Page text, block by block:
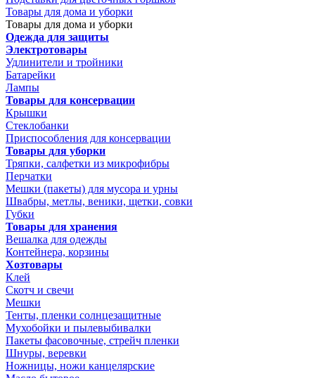
Товары для дома и уборки
Товары для дома и уборки
Одежда для защиты
Электротовары
Удлинители и тройники
Батарейки
Лампы
Товары для консервации
Крышки
Стеклобанки
Приспособления для консервации
Товары для уборки
Тряпки, салфетки из микрофибры
Перчатки
Мешки (пакеты) для мусора и урны
Швабры, метлы, веники, щетки, совки
Губки
Товары для хранения
Вешалка для одежды
Контейнера, корзины
Хозтовары
Клей
Скотч и свечи
Мешки
Тенты, пленки солнцезащитные
Мухобойки и пылевыбивалки
Пакеты фасовочные, стрейч пленки
Шнуры, веревки
Ножницы, ножи канцелярские